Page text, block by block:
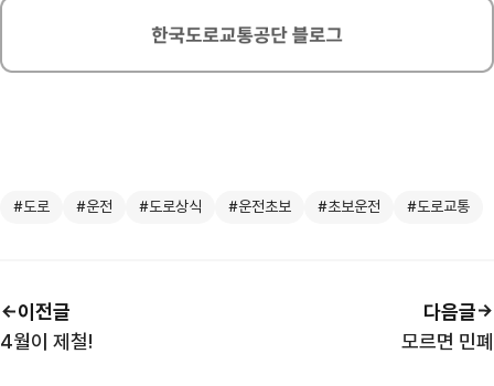
#도로 #운전 #도로상식 #운전초보 #초보운전 #도로교통
이전글
4월이 제철!
모르면 민폐
다음글